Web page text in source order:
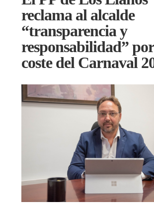
reclama al alcalde
“transparencia y
responsabilidad”
coste del Carnaval